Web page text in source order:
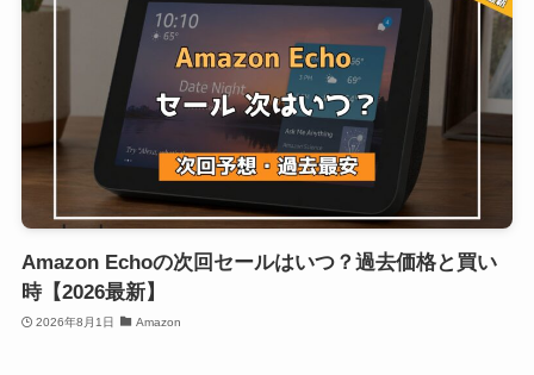
Amazon Echoの次回セールはいつ？過去価格と買い
時【2026最新】
2026年8月1日 Amazon